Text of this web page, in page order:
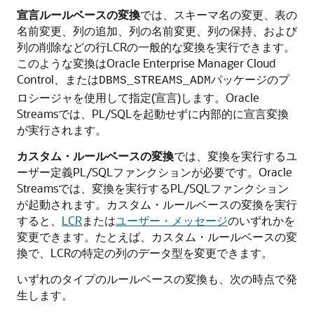
宣言ルールベースの変換では、スキーマ名の変更、表の
名前変更、列の追加、列の名前変更、列の保持、および
列の削除などの行LCRの一般的な変換を実行できます。
このような変換はOracle Enterprise Manager Cloud
Control、またはDBMS_STREAMS_ADMパッケージのプ
ロシージャを使用して指定(宣言)します。Oracle
Streamsでは、PL/SQLを起動せずに内部的に宣言変換
が実行されます。
カスタム・ルールベースの変換では、変換を実行するユ
ーザー定義PL/SQLファンクションが必要です。Oracle
Streamsでは、変換を実行するPL/SQLファンクション
が起動されます。カスタム・ルールベースの変換を実行
すると、 LCRまたはユーザー・メッセージのいずれかを
変更できます。たとえば、カスタム・ルールベースの変
換で、LCRの特定の列のデータ型を変更できます。
いずれのタイプのルールベースの変換も、次の時点で発
生します。